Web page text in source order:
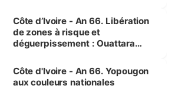
milieu des sinistrés
Côte d’Ivoire - An 66. Libération
de zones à risque et
déguerpissement : Ouattara
l'Etat de droit pour préserver les
vies humaines »
Côte d'Ivoire - An 66. Yopougon
aux couleurs nationales